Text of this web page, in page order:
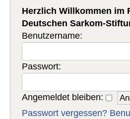
Herzlich Willkommen im
Deutschen Sarkom-
Benutzername:
Passwort:
Angemeldet bleiben:
Passwort vergessen?